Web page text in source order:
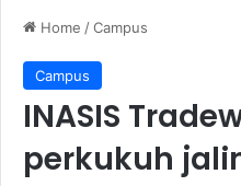
Home /Campus
Campus
INASIS
perkukuh